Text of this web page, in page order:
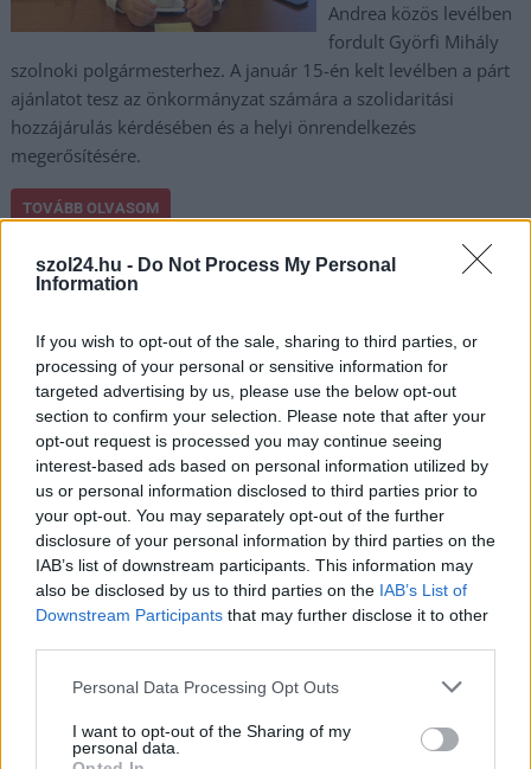
szol24.hu - Do Not Process My Personal
Information
If you wish to opt-out of the sale, sharing to third parties, or
processing of your personal or sensitive information for
targeted advertising by us, please use the below opt-out
section to confirm your selection. Please note that after your
opt-out request is processed you may continue seeing
interest-based ads based on personal information utilized by
us or personal information disclosed to third parties prior to
your opt-out. You may separately opt-out of the further
disclosure of your personal information by third parties on the
IAB’s list of downstream participants. This information may
also be disclosed by us to third parties on the IAB’s List of
Downstream Participants that may further disclose it to other
Please note that this website/app uses one or more Google
not limited to your visit or usage behaviour. You may click to
grant or deny consent to Google and its third-party tags to
Personal Data Processing Opt Outs
I want to opt-out of the Sharing of my
personal data.
Andrea közös levélben
fordult Györfi Mihály
szolnoki polgármesterhez. A január 15-én kelt levélben a párt
ajánlatot tesz az önkormányzat számára a szolidaritási
hozzájárulás kérdésében és a helyi önrendelkezés
megerősítésére.
TOVÁBB OLVASOM
Szolnok elvonás,Győrfi Mihály,Magyar Péter,megszorítás
önrendelkezés,rost andrea
Pikáns kupaderbire készül az Olaj: Vidin
visszatér a Tiszaligetbe
2026.01.18. Palinkas Janos
Vasárnap este hat
órától folytatódik a
férfi kosárlabda
Magyar Kupa, amikor
is a Szolnoki
Olajbányász az Alba
negyeddöntőben. A piros-feketék számára különleges
akivel tavaly fantasztikus szezont futottak: Magyar Kupát,